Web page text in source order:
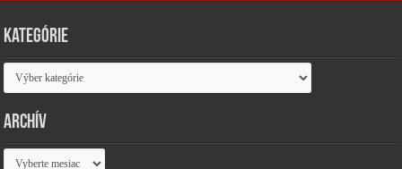
Kategórie
Kategórie
Archív
Archív